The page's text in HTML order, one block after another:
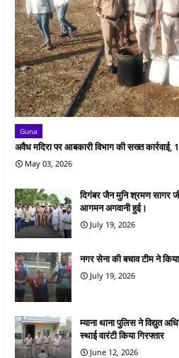
Guna
अवैध मदिरा पर आबकारी विभाग की सख्त
May 03, 2026
दिगंबर जैन मुनि श्रमण सागर
आगमन अगवानी हुई।
July 19, 2026
नगर सेना की बचाव टीम ने
July 19, 2026
म्याना थाना पुलिस ने विद्युत
स्थाई वारंटी किया गिरफ्तार
June 12, 2026